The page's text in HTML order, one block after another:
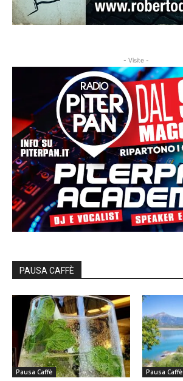
- Visite -
PAUSA CAFFÈ
Pausa Caffè Pausa Caffè